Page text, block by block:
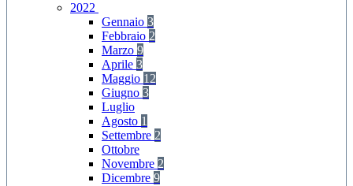
2022
Gennaio 3
Febbraio 2
Marzo 9
Aprile 3
Maggio 12
Giugno 3
Luglio
Agosto 1
Settembre 2
Ottobre
Novembre 2
Dicembre 9